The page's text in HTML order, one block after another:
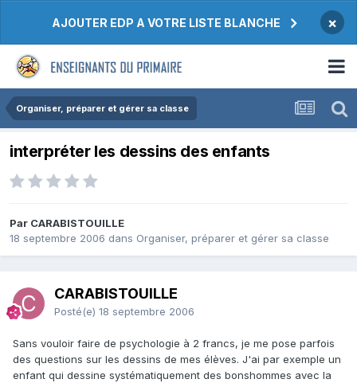
AJOUTER EDP A VOTRE LISTE BLANCHE ×
Organiser, préparer et gérer sa classe
interpréter les dessins des enfants
Par CARABISTOUILLE
18 septembre 2006 dans Organiser, préparer et gérer sa classe
CARABISTOUILLE
Posté(e) 18 septembre 2006
Sans vouloir faire de psychologie à 2 francs, je me pose parfois
des questions sur les dessins de mes élèves. J'ai par exemple un
enfant qui dessine systématiquement des bonshommes avec la